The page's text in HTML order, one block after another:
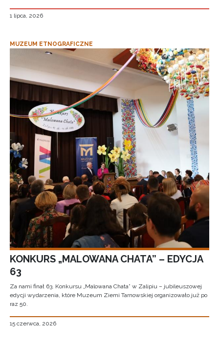
1 lipca, 2026
MUZEUM ETNOGRAFICZNE
KONKURS „MALOWANA CHATA” – EDYCJA
63
Za nami finał 63. Konkursu „Malowana Chata” w Zalipiu – jubileuszowej
edycji wydarzenia, które Muzeum Ziemi Tarnowskiej organizowało już po
raz 50.
15 czerwca, 2026